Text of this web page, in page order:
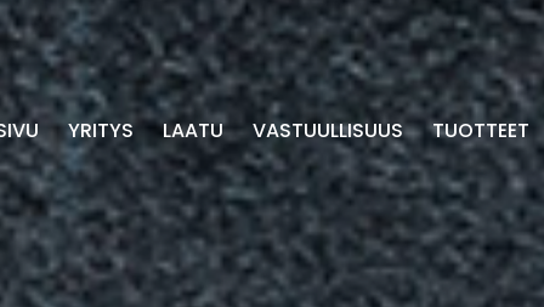
YRITYS LAATU VASTUULLISUUS TUOTTEET